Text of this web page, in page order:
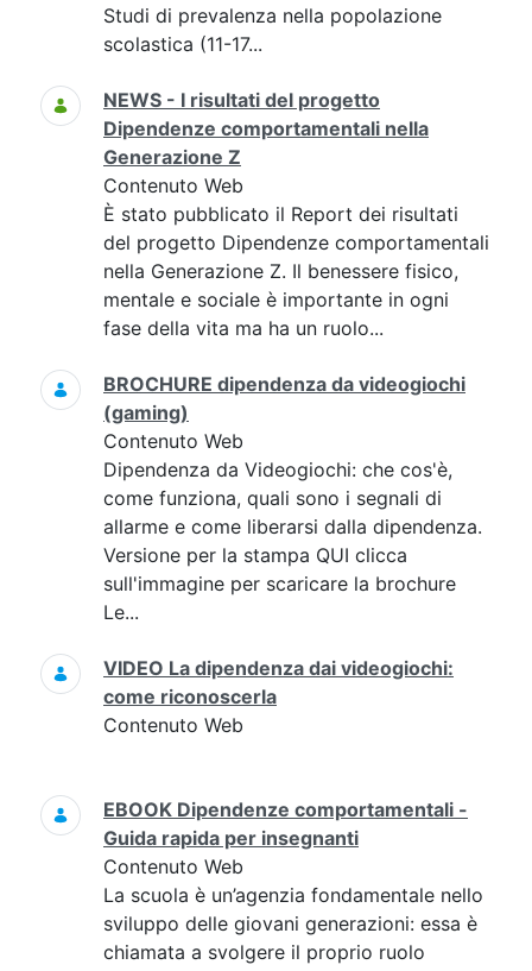
Studi di prevalenza nella popolazione
scolastica (11-17...
NEWS - I risultati del progetto
Dipendenze comportamentali nella
Generazione Z
Contenuto Web
È stato pubblicato il Report dei risultati
del progetto Dipendenze comportamentali
nella Generazione Z. Il benessere fisico,
mentale e sociale è importante in ogni
fase della vita ma ha un ruolo...
BROCHURE dipendenza da videogiochi
(gaming)
Contenuto Web
Dipendenza da Videogiochi: che cos'è,
come funziona, quali sono i segnali di
allarme e come liberarsi dalla dipendenza.
Versione per la stampa QUI clicca
sull'immagine per scaricare la brochure
Le...
VIDEO La dipendenza dai videogiochi:
come riconoscerla
Contenuto Web
EBOOK Dipendenze comportamentali -
Guida rapida per insegnanti
Contenuto Web
La scuola è un’agenzia fondamentale nello
sviluppo delle giovani generazioni: essa è
chiamata a svolgere il proprio ruolo